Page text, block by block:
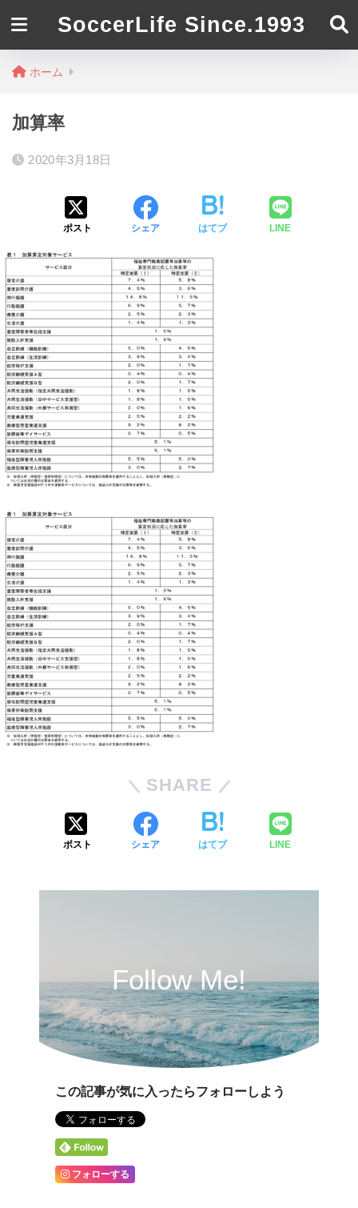
SoccerLife Since.1993
ホーム
加算率
2020年3月18日
ポスト シェア はてブ LINE
SHARE
ポスト シェア はてブ LINE
Follow Me!
この記事が気に入ったらフォローしよう
フォローする